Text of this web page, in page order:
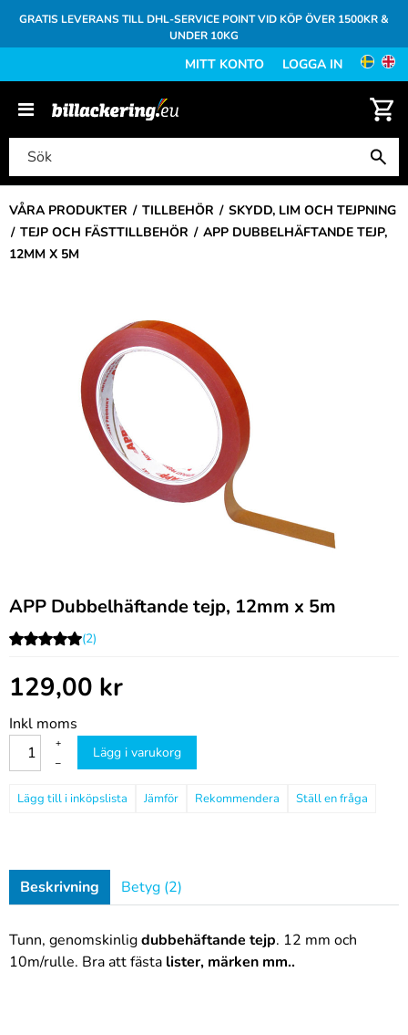
GRATIS LEVERANS TILL DHL-SERVICE POINT VID KÖP ÖVER 1500KR &
UNDER 10KG
MITT KONTO LOGGA IN
VÅRA PRODUKTER TILLBEHÖR
SKYDD, LIM OCH TEJPNING
TEJP OCH FÄSTTILLBEHÖR
APP DUBBELHÄFTANDE TEJP,
12MM X 5M
APP Dubbelhäftande tejp, 12mm x 5m
(2)
129,00 kr
Inkl moms
+
–
Lägg i varukorg
Jämför Rekommendera Ställ en fråga
Beskrivning Betyg (2)
Tunn, genomskinligdubbehäftande tejp. 12 mm och
10m/rulle. Bra att fästa lister, märken mm..